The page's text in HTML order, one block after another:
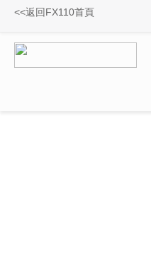
<<返回FX110首頁